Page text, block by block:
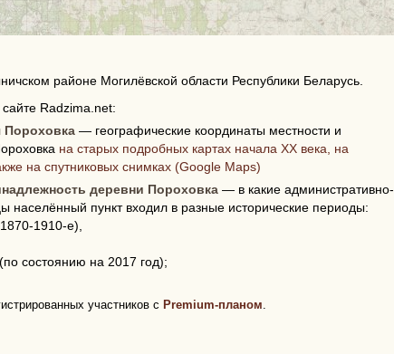
районе Могилёвской области Республики Беларусь.
Radzima.net:
Пороховка — географические координаты местности и
на старых подробных картах начала XX века, на
на спутниковых снимках (Google Maps)
деревни Пороховка — в какие административно-
населённый пункт входил в разные исторические периоды:
1910-е),
состоянию на 2017 год);
участников с Premium-планом.